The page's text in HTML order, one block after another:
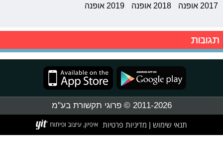
2017 אופנה
2018 אופנה 2019 אופנה
תגובות
2011-2026 © פרוגי תקשורת בע"מ
תנאי שימוש מדיניות פרטיות